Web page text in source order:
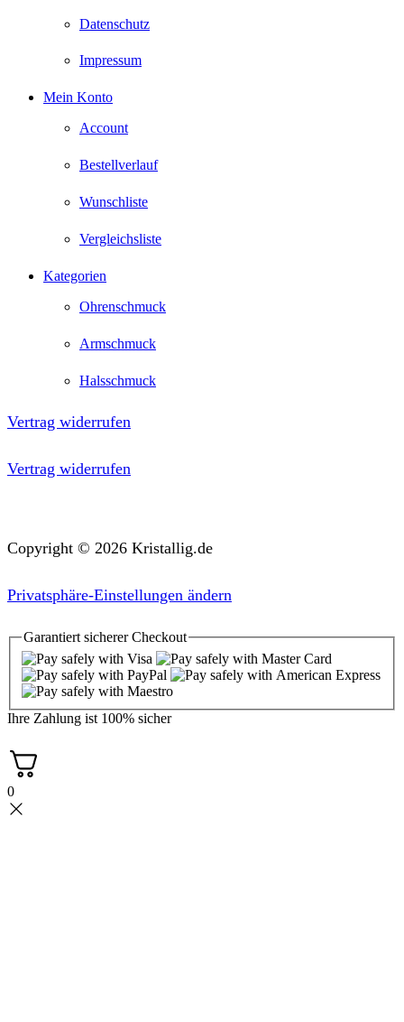
Datenschutz
Impressum
Mein Konto
Account
Bestellverlauf
Wunschliste
Vergleichsliste
Kategorien
Ohrenschmuck
Armschmuck
Halsschmuck
Vertrag widerrufen
Vertrag widerrufen
Copyright © 2026 Kristallig.de
Privatsphäre-Einstellungen ändern
Garantiert sichererCheckout
Ihre Zahlung ist 100% sicher
0